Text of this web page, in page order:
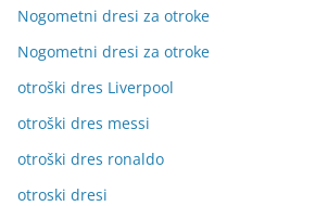
Nogometni dresi za otroke
Nogometni dresi za otroke
otroški dres Liverpool
otroški dres messi
otroški dres ronaldo
otroski dresi